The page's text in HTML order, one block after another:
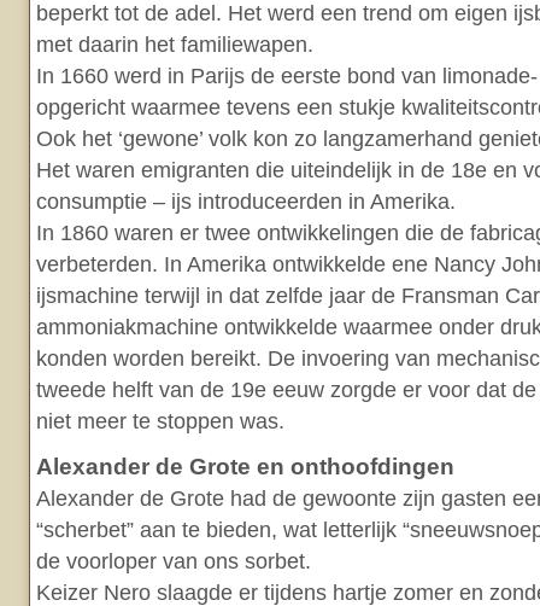
beperkt tot de adel. Het werd een trend om eigen
met daarin het familiewapen.
In 1660 werd in Parijs de eerste bond van
opgericht waarmee tevens een stukje
Ook het ‘gewone’ volk kon zo langzamerhand
Het waren emigranten die uiteindelijk in de 18e en
consumptie – ijs introduceerden in Amerika.
In 1860 waren er twee ontwikkelingen die de
verbeterden. In Amerika ontwikkelde ene Nancy
ijsmachine terwijl in dat zelfde jaar de Fransman
ammoniakmachine ontwikkelde waarmee onder
konden worden bereikt. De invoering van
tweede helft van de 19e eeuw zorgde er voor dat
niet meer te stoppen was.
Alexander de Grote en onthoofdingen
Alexander de Grote had de gewoonte zijn gasten
“scherbet” aan te bieden, wat letterlijk
de voorloper van ons sorbet.
Keizer Nero slaagde er tijdens hartje zomer en